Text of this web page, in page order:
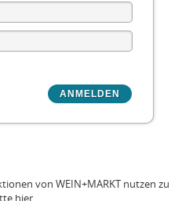
von WEIN+MARKT nutzen zu
hier.